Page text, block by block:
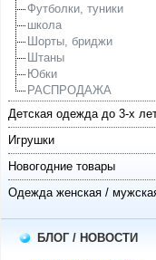
Футболки, туники
школа
Шорты, бриджи
Штаны
Юбки
РАСПРОДАЖА
Детская одежда до 3-х
Игрушки
Новогодние товары
Одежда женская /
БЛОГ / НОВОСТИ